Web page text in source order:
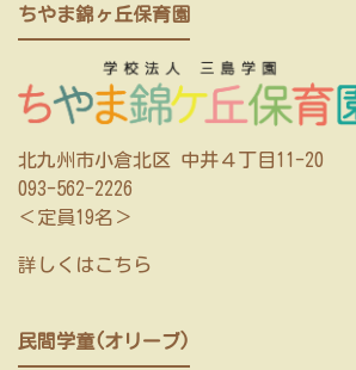
ちやま錦ヶ丘保育園
北九州市小倉北区 中井４丁目11-20
093-562-2226
＜定員19名＞
詳しくはこちら
民間学童(オリーブ)